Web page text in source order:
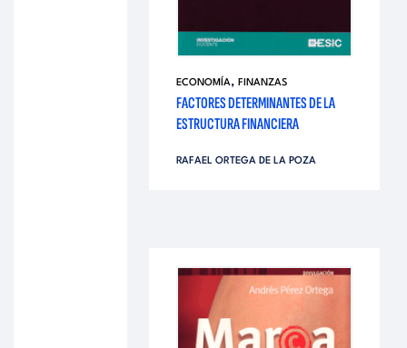
ECONOMÍA, FINANZAS
FACTORES DETERMINANTES DE LA
ESTRUCTURA FINANCIERA
RAFAEL ORTEGA DE LA POZA